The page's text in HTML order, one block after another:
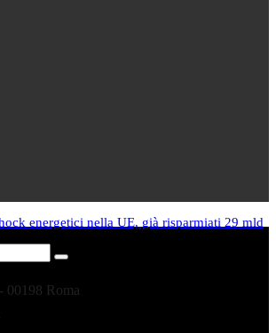
energetici nella UE, già risparmiati 29 mld
00198 Roma